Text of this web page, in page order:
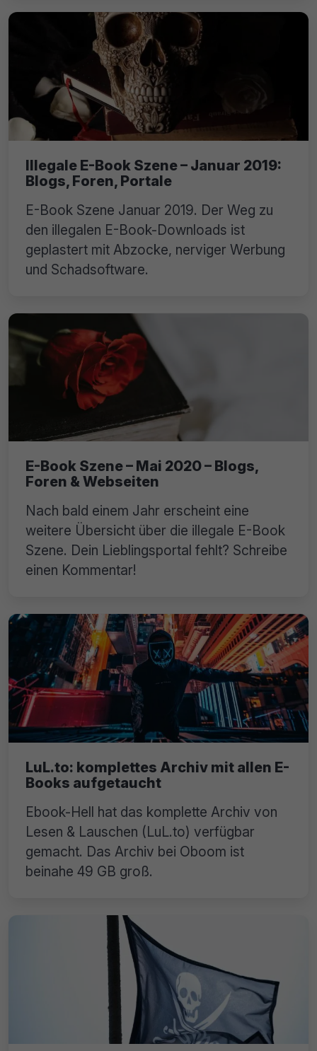
Illegale E-Book Szene – Januar 2019:
Blogs, Foren, Portale
E-Book Szene Januar 2019. Der Weg zu
den illegalen E-Book-Downloads ist
geplastert mit Abzocke, nerviger Werbung
und Schadsoftware.
E-Book Szene – Mai 2020 – Blogs,
Foren & Webseiten
Nach bald einem Jahr erscheint eine
weitere Übersicht über die illegale E-Book
Szene. Dein Lieblingsportal fehlt? Schreibe
einen Kommentar!
LuL.to: komplettes Archiv mit allen E-
Books aufgetaucht
Ebook-Hell hat das komplette Archiv von
Lesen & Lauschen (LuL.to) verfügbar
gemacht. Das Archiv bei Oboom ist
beinahe 49 GB groß.